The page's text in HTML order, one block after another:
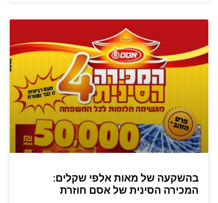
בהשקעה של מאות אלפי שקלים:
המכירה הסינית של אסם חוזרת